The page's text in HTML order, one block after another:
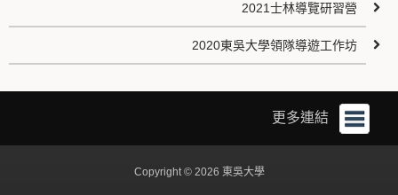
2021士林導覽研習營
2020東吳大學領隊導遊工作坊
更多連結
Copyright © 2026 東吳大學